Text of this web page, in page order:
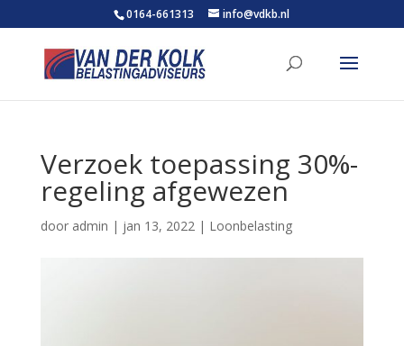
0164-661313 info@vdkb.nl
Verzoek toepassing 30%-
regeling afgewezen
door admin | jan 13, 2022| Loonbelasting